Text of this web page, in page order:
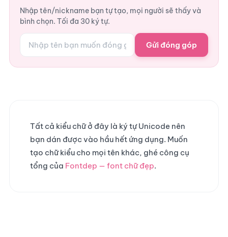
Nhập tên/nickname bạn tự tạo, mọi người sẽ thấy và
bình chọn. Tối đa 30 ký tự.
Gửi đóng góp
Tất cả kiểu chữ ở đây là ký tự Unicode nên
bạn dán được vào hầu hết ứng dụng. Muốn
tạo chữ kiểu cho mọi tên khác, ghé công cụ
tổng của Fontdep — font chữ đẹp.